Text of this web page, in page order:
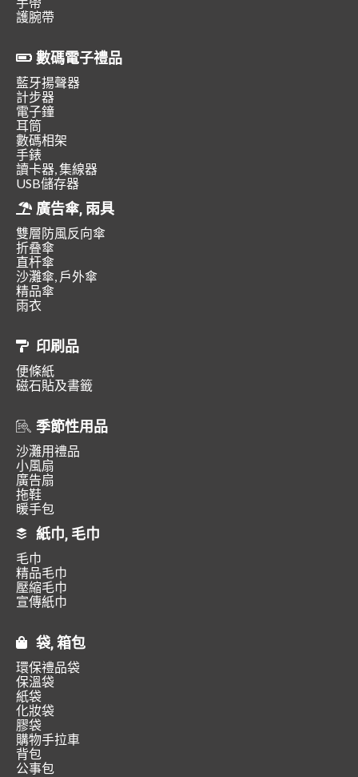
護腕帶
數碼電子禮品
藍牙揚聲器
計步器
電子鐘
耳筒
數碼相架
手錶
讀卡器, 集線器
USB儲存器
廣告傘, 雨具
雙層防風反向傘
折叠傘
直杆傘
沙灘傘, 戶外傘
精品傘
雨衣
印刷品
便條紙
磁石貼及書籤
季節性用品
沙灘用禮品
小風扇
廣告扇
拖鞋
暖手包
紙巾, 毛巾
毛巾
精品毛巾
壓縮毛巾
宣傳紙巾
袋, 箱包
環保禮品袋
保溫袋
紙袋
化妝袋
膠袋
購物手拉車
背包
公事包